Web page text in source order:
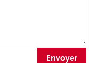
Envoyer